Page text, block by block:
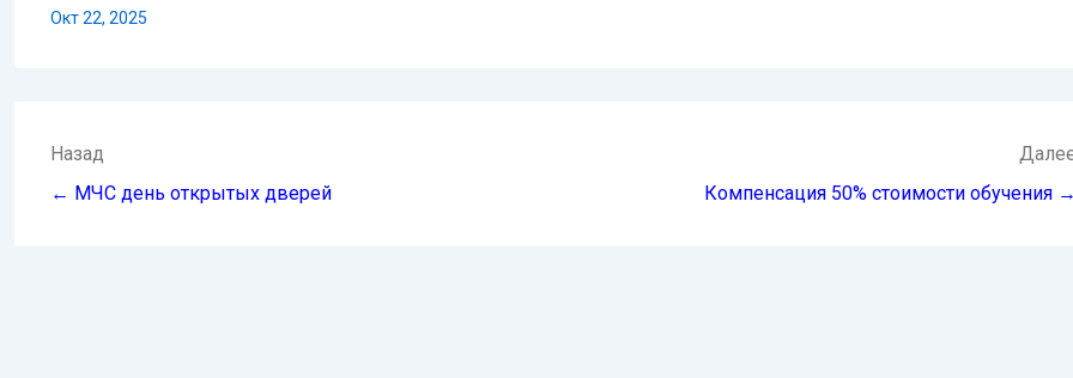
Окт 22, 2025
Навигация
по
Назад
← МЧС день открытых дверей
Компенсация 50% стоимости обучения